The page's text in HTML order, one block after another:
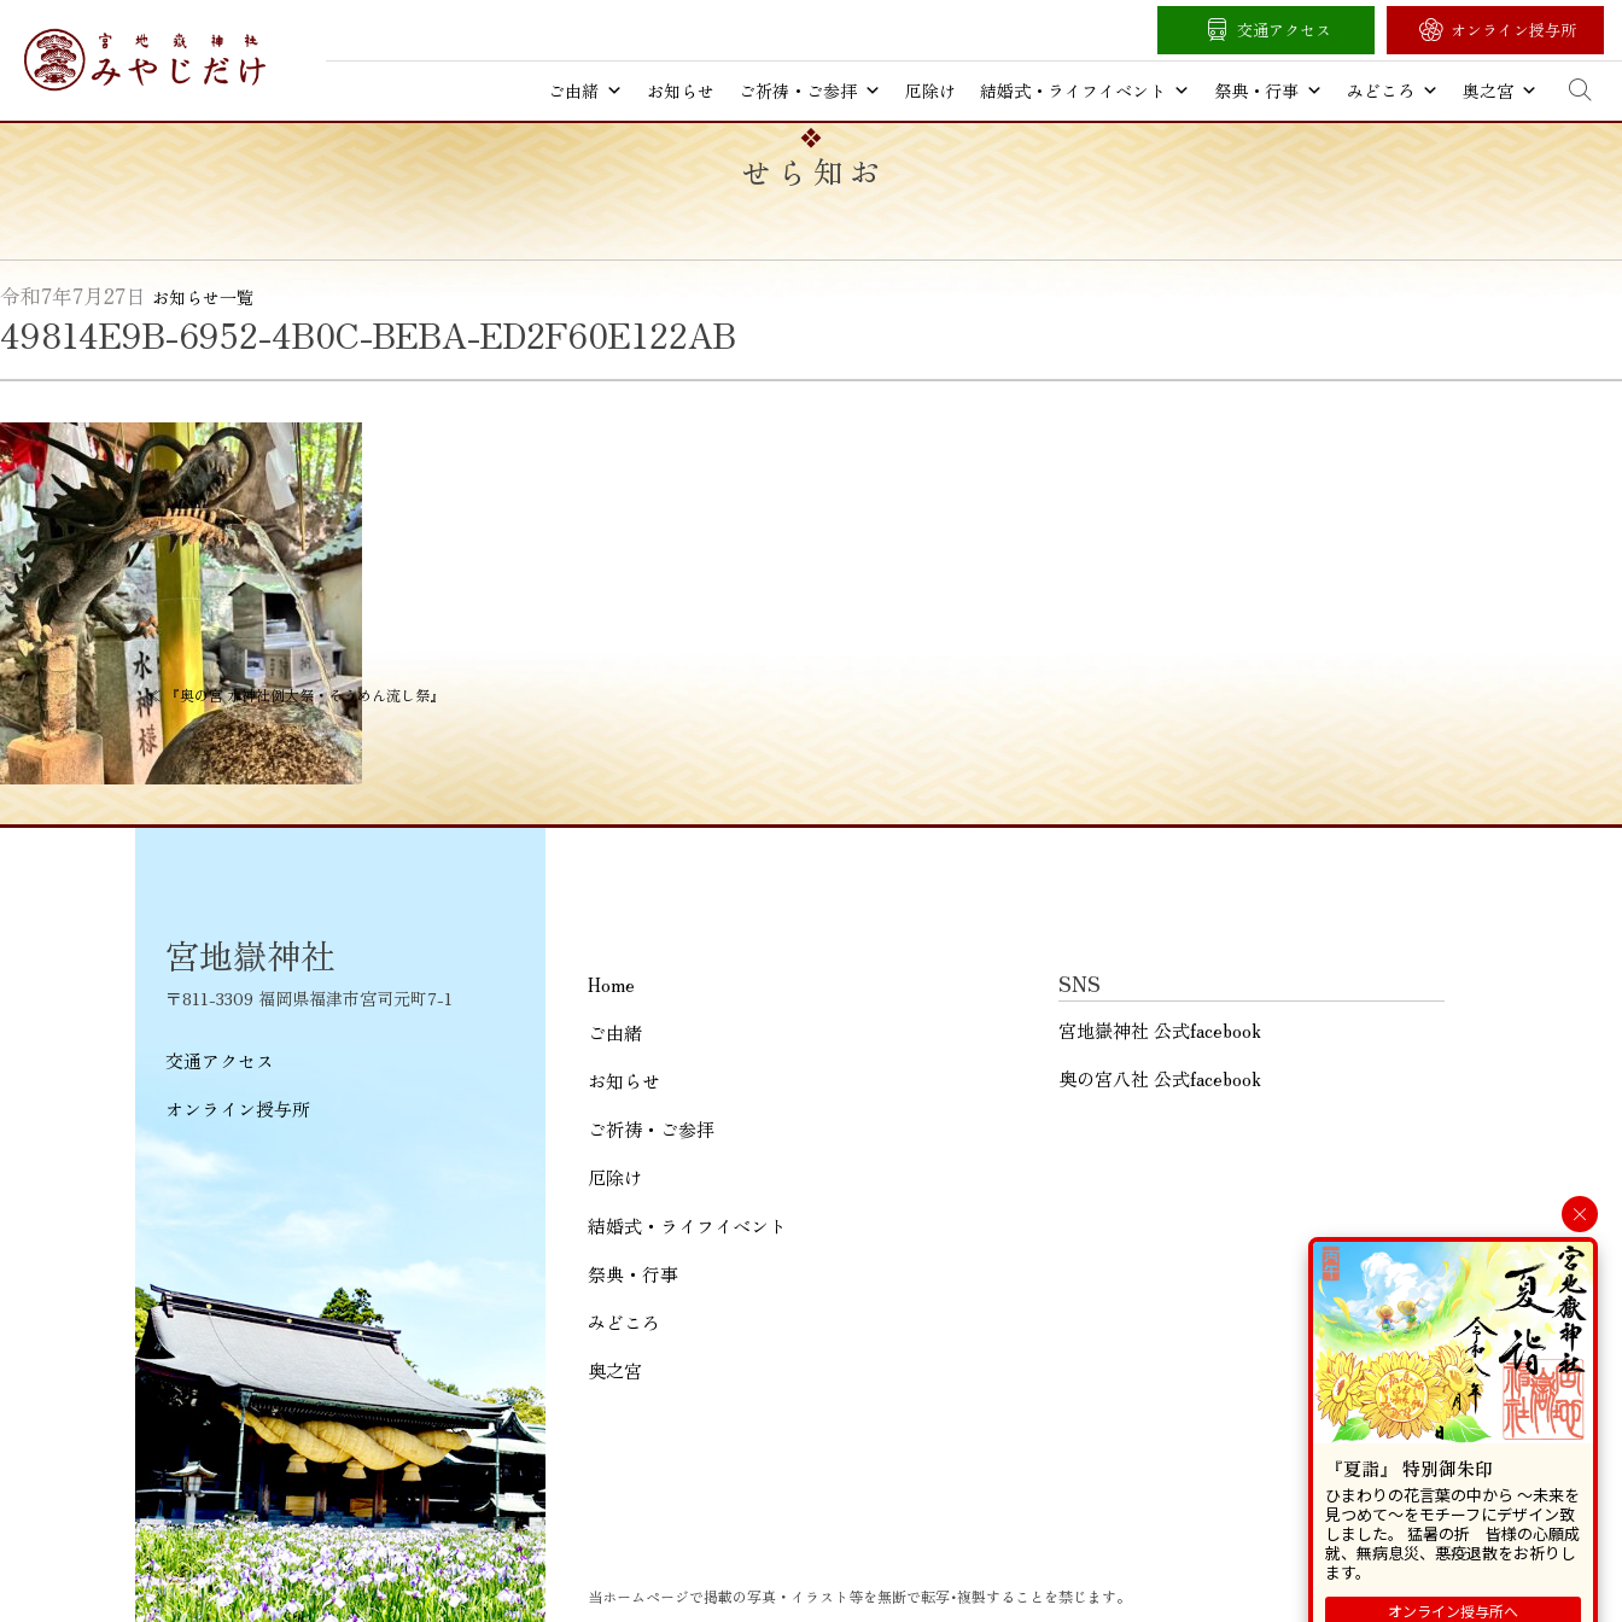
content
ご由緒 お知らせ ご祈祷・ご参拝 厄除け 結婚式・ライフイベント 祭典・行事 みどころ 奥之宮
交通アクセス オンライン授与所
お知らせ
令和7年7月27日 お知らせ一覧
49814E9B-6952-4B0C-BEBA-ED2F60E122AB
投
稿
ナ
ビ
シ
ョ
ン
≪ 『奥の宮 水神社例大祭・そうめん流し祭』
Home
ご由緒
お知らせ
ご祈祷・ご参拝
厄除け
結婚式・ライフイベント
祭典・行事
みどころ
奥之宮
SNS
宮地嶽神社 公式facebook
奥の宮八社 公式facebook
宮地嶽神社
〒811-3309 福岡県福津市宮司元町7-1
交通アクセス
オンライン授与所
当ホームページで掲載の写真・イラスト等を無断で転写･複製することを禁じます。
×
『夏詣』 特別御朱印
ひまわりの花言葉の中から 〜未来を
見つめて〜をモチーフにデザイン致
しました。 猛暑の折 皆様の心願成
就、無病息災、悪疫退散をお祈りし
ます。
オンライン授与所へ